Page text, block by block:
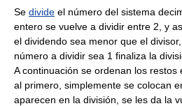
Se divide el número del sistema
entero se vuelve a dividir entre 2, y
el dividendo sea menor que el
número a dividir sea 1 finaliza la
A continuación se ordenan los
al primero, simplemente se colocan
aparecen en la división, se les da la